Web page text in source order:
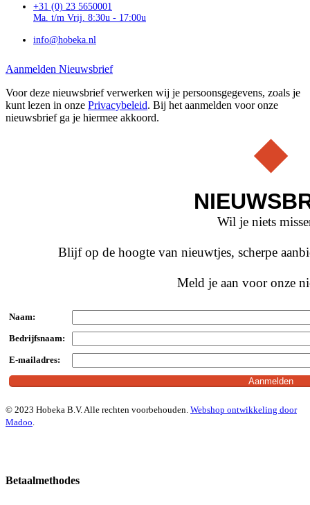
+31 (0) 23 5650001
Ma. t/m Vrij. 8:30u - 17:00u
info@hobeka.nl
Aanmelden Nieuwsbrief
Voor deze nieuwsbrief verwerken wij je persoonsgegevens, zoals je
kunt lezen in onze Privacybeleid. Bij het aanmelden voor onze
nieuwsbrief ga je hiermee akkoord.
Wil je niets
Blijf op de hoogte van nieuwtjes, scherpe
Meld je aan voor onze
Naam:
Bedrijfsnaam:
E-mailadres:
© 2023 Hobeka B.V. Alle rechten voorbehouden. Webshop ontwikkeling door
Madoo
Betaalmethodes